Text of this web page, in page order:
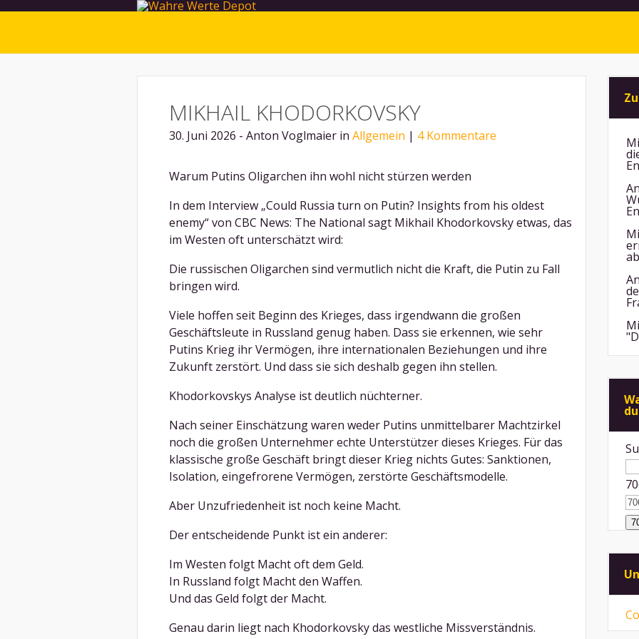
MIKHAIL KHODORKOVSKY
30. Juni 2026 - Anton Voglmaier in Allgemein | 4 Kommentare
Warum Putins Oligarchen ihn wohl nicht stürzen werden
In dem Interview „Could Russia turn on Putin? Insights from his oldest
enemy“ von CBC News: The National sagt Mikhail Khodorkovsky etwas, das
im Westen oft unterschätzt wird:
Die russischen Oligarchen sind vermutlich nicht die Kraft, die Putin zu Fall
bringen wird.
Viele hoffen seit Beginn des Krieges, dass irgendwann die großen
Geschäftsleute in Russland genug haben. Dass sie erkennen, wie sehr
Putins Krieg ihr Vermögen, ihre internationalen Beziehungen und ihre
Zukunft zerstört. Und dass sie sich deshalb gegen ihn stellen.
Khodorkovskys Analyse ist deutlich nüchterner.
Nach seiner Einschätzung waren weder Putins unmittelbarer Machtzirkel
noch die großen Unternehmer echte Unterstützer dieses Krieges. Für das
klassische große Geschäft bringt dieser Krieg nichts Gutes: Sanktionen,
Isolation, eingefrorene Vermögen, zerstörte Geschäftsmodelle.
Aber Unzufriedenheit ist noch keine Macht.
Der entscheidende Punkt ist ein anderer:
Im Westen folgt Macht oft dem Geld.
In Russland folgt Macht den Waffen.
Und das Geld folgt der Macht.
Genau darin liegt nach Khodorkovsky das westliche Missverständnis.